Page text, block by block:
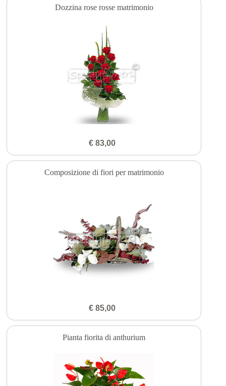
Dozzina rose rosse matrimonio
€ 83,00
Composizione di fiori per matrimonio
€ 85,00
Pianta fiorita di anthurium